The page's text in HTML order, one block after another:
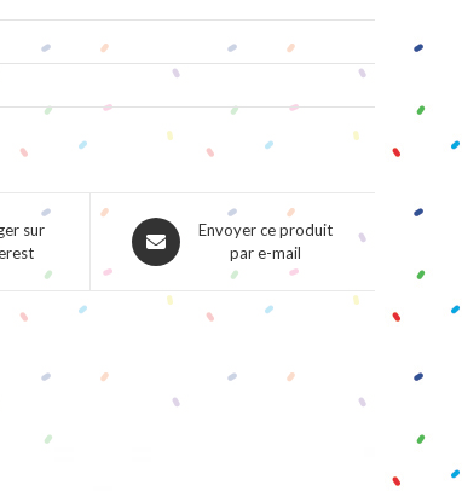
sur
Opens
in
Envoyer ce produit
par e-mail